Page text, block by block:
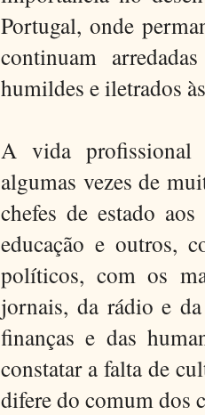
Portugal, onde
continuam
humildes e iletrados
A vida profissional
algumas vezes de
chefes de estado
educação e outros,
políticos, com os
jornais, da rádio e
finanças e das
constatar a falta de
difere do comum dos